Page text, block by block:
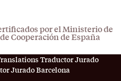
por el Ministerio de
Cooperación de España
Traductor Jurado
Jurado Barcelona